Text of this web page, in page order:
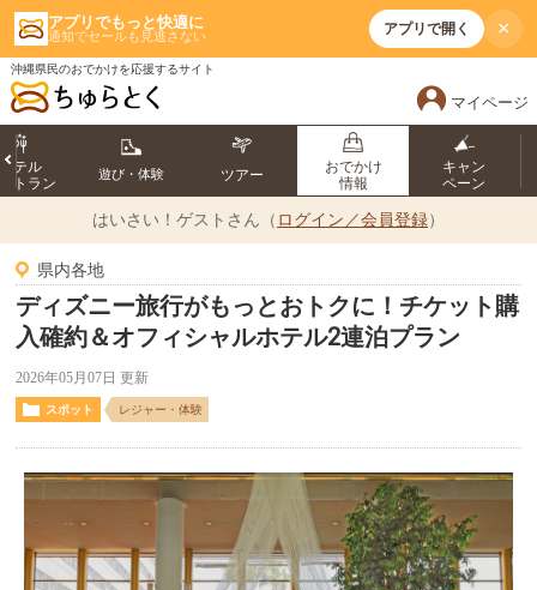
アプリでもっと快適に
通知でセールも見逃さない アプリで開く ×
沖縄県民のおでかけを応援するサイト
マイページ
ホテル
トラン
遊び・体験 ツアー
おでかけ
情報
キャン
ペーン
はいさい！ ゲストさん（ ログイン／会員登録）
県内各地
ディズニー旅行がもっとおトクに！チケット購
入確約＆オフィシャルホテル2連泊プラン
2026年05月07日 更新
スポット レジャー・体験